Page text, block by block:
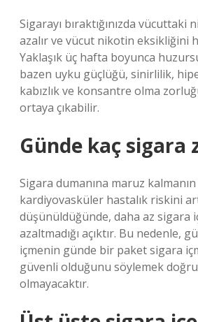
Sigarayı bıraktığınızda vücuttaki
azalır ve vücut nikotin eksikliğini
Yaklaşık üç hafta boyunca
bazen uyku güçlüğü, sinirlilik,
kabızlık ve konsantre olma
ortaya çıkabilir.
Günde kaç sigara
Sigara dumanına maruz
kardiyovasküler hastalık riskini
düşünüldüğünde, daha az sigara
azaltmadığı açıktır. Bu nedenle,
içmenin günde bir paket sigara
güvenli olduğunu söylemek
olmayacaktır.